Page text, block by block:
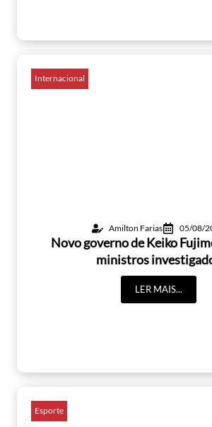
Internacional
Amilton Farias 05/08/
Novo governo de Keiko
ministros
LER MAIS...
Esporte